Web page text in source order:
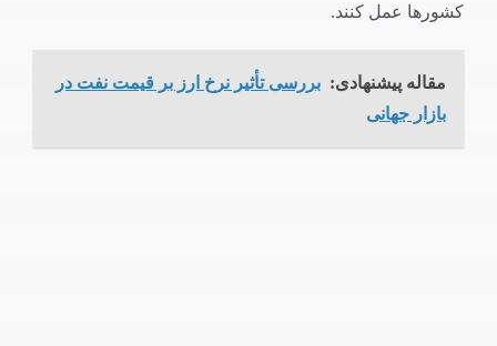
کشورها عمل کنند.
مقاله پیشنهادی: بررسی تأثیر نرخ ارز بر قیمت نفت در
بازار جهانی